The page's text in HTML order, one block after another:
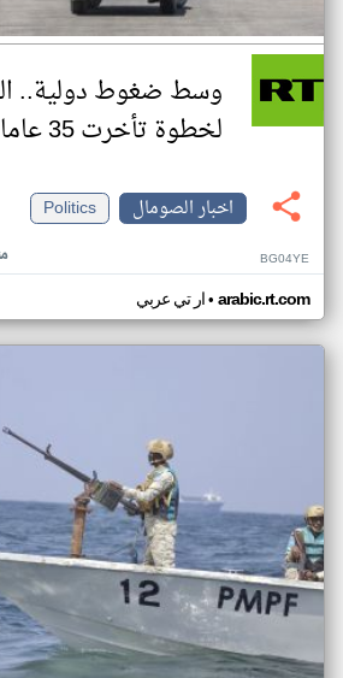
وسط ضغوط دولية..
لخطوة تأخرت 35 عاما
اخبار الصومال
Politics
BG04YE
ار تي عربي• arabic.rt.com